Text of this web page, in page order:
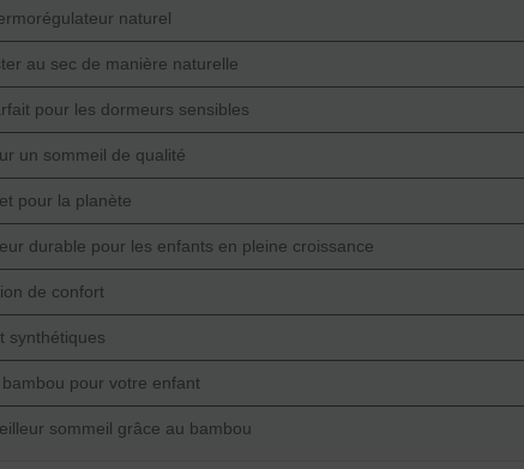
naturel
au sec de manière naturelle
pour les dormeurs sensibles
un sommeil de qualité
pour la planète
durable pour les enfants en pleine croissance
de confort
synthétiques
pour votre enfant
sommeil grâce au bambou